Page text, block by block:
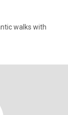
walks with